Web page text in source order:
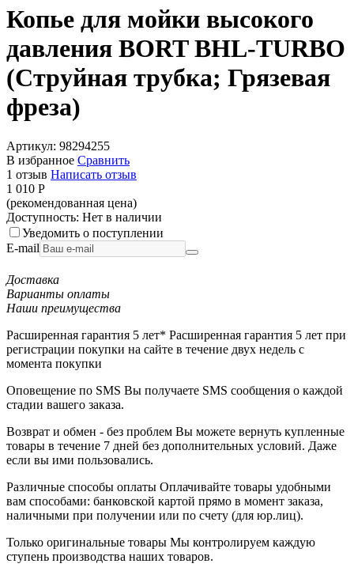
Копье для мойки высокого
давления BORT BHL-TURBO
(Струйная трубка; Грязевая
фреза)
Артикул: 98294255
В избранное Сравнить
1 отзыв Написать отзыв
1 010 Р
(рекомендованная цена)
Доступность: Нет в наличии
Уведомить о поступлении
E-mail
Доставка
Варианты оплаты
Наши преимущества
Расширенная гарантия 5 лет* Расширенная гарантия 5 лет при
регистрации покупки на сайте в течение двух недель с
момента покупки
Оповещение по SMS Вы получаете SMS сообщения о каждой
стадии вашего заказа.
Возврат и обмен - без проблем Вы можете вернуть купленные
товары в течение 7 дней без дополнительных условий. Даже
если вы ими пользовались.
Различные способы оплаты Оплачивайте товары удобными
вам способами: банковской картой прямо в момент заказа,
наличными при получении или по счету (для юр.лиц).
Только оригинальные товары Мы контролируем каждую
ступень производства наших товаров.